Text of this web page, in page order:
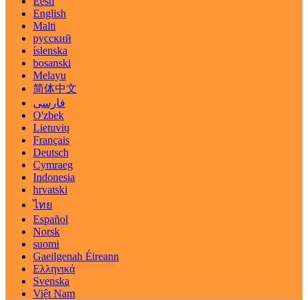
English
Malti
русский
íslenska
bosanski
Melayu
简体中文
فارسی
O'zbek
Lietuvių
Français
Deutsch
Cymraeg
Indonesia
hrvatski
ไทย
Español
Norsk
suomi
Gaeilgenah Éireann
Ελληνικά
Svenska
Việt Nam